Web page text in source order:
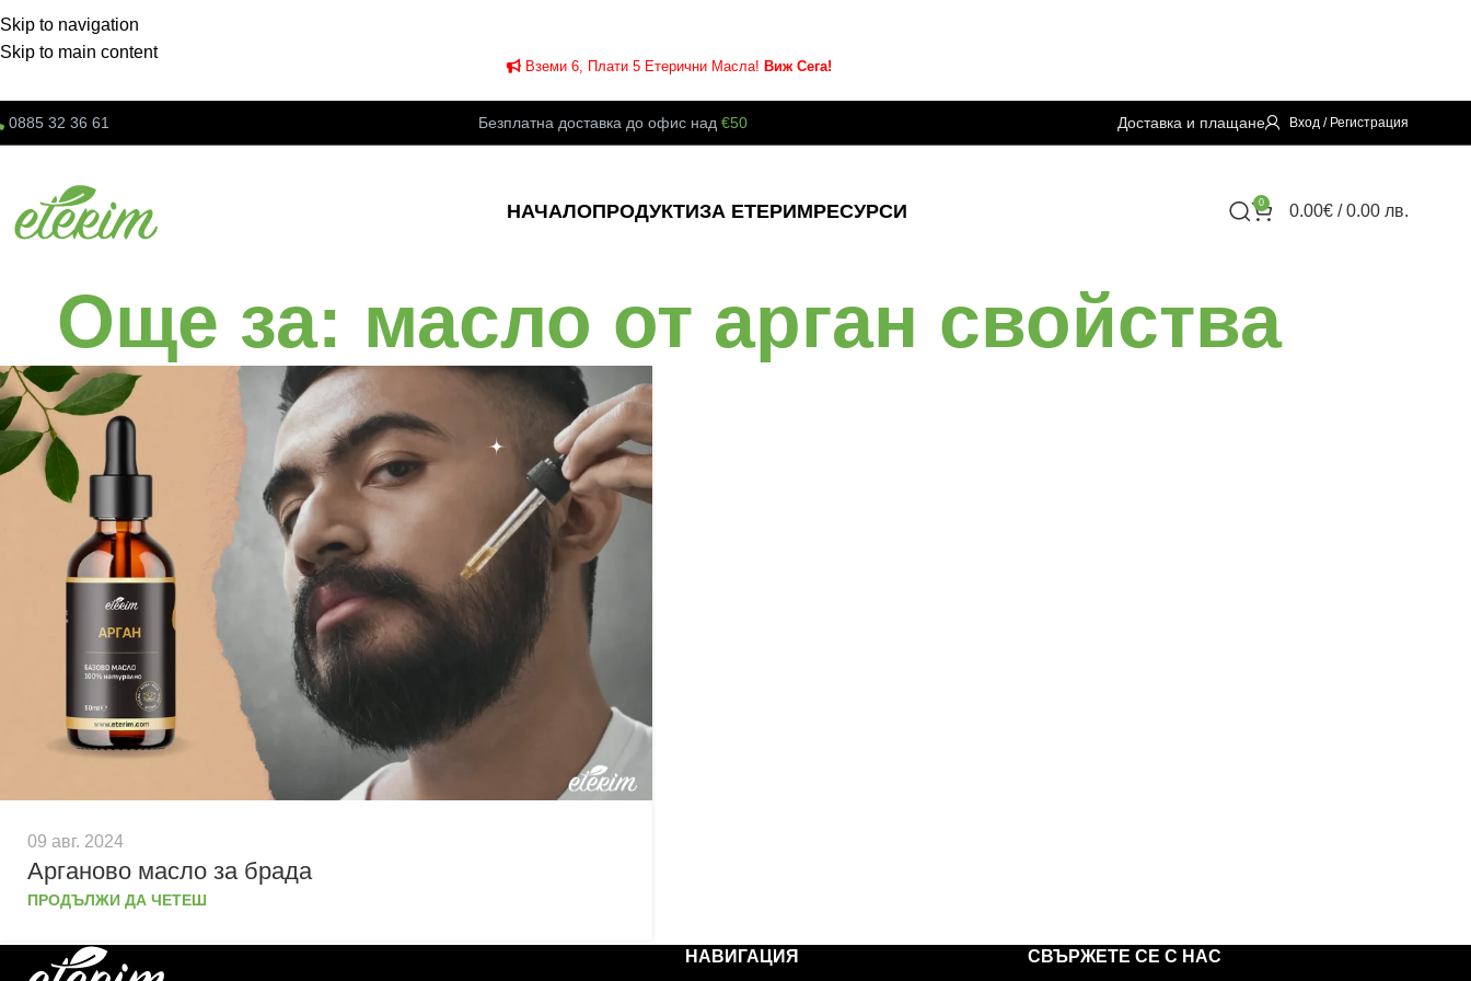
Skip to navigation
Skip to main content
Вземи 6, Плати 5 Етерични Масла! Виж Сега!
0885 32 36 61 Безплатна доставка до офис над€50 Доставка и плащане Вход / Регистрация
НАЧАЛОПРОДУКТИЗА ЕТЕРИМРЕСУРСИ 0 0.00€/ 0.00 лв.
Още за: масло от арган свойства
09 авг. 2024
Арганово масло за брада
ПРОДЪЛЖИ ДА ЧЕТЕШ
НАВИГАЦИЯ СВЪРЖЕТЕ СЕ С НАС